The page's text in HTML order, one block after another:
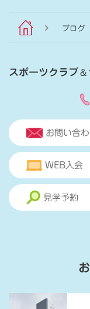
ブログ
スポーツクラブ＆
お問い合
WEB入会
見学予約